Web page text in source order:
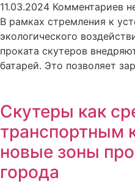
11.03.2024 Комментариев
В рамках стремления к
экологического
проката скутеров
батарей. Это позволяет
Скутеры как
транспортным
новые зоны
города